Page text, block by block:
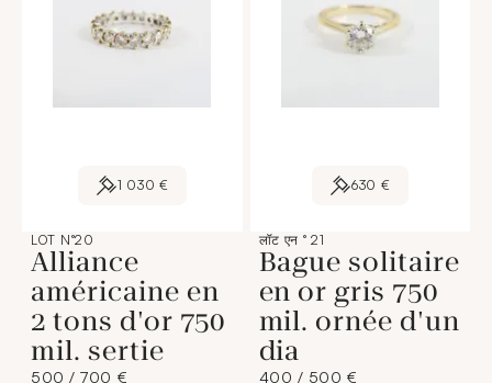
1 030 €
LOT N°20
Alliance
américaine en
2 tons d'or 750
mil. sertie
500 / 700 €
630 €
लॉट एन ° 21
Bague solitaire
en or gris 750
mil. ornée d'un
dia
400 / 500 €